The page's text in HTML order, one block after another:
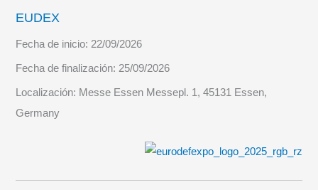
EUDEX
Fecha de inicio: 22/09/2026
Fecha de finalización: 25/09/2026
Localización: Messe Essen Messepl. 1, 45131 Essen,
Germany